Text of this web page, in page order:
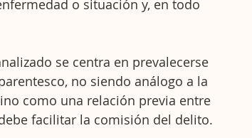
o situación y, en todo
se centra en prevalecerse
no siendo análogo a la
como una relación previa entre
facilitar la comisión del delito.